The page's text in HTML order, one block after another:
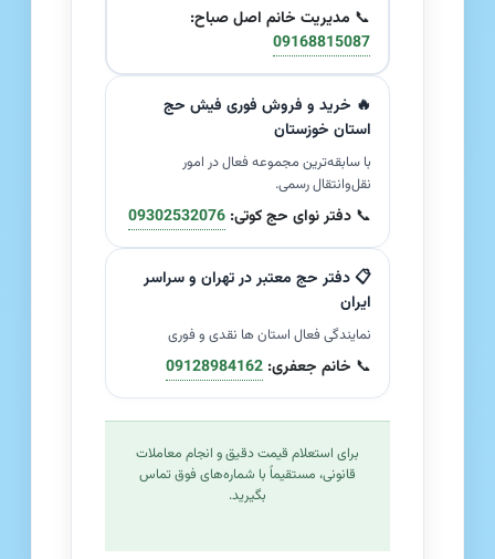
📞 مدیریت خانم اصل صباح:
09168815087
🔥 خرید و فروش فوری فیش حج
استان خوزستان
با سابقه‌ترین مجموعه فعال در امور
نقل‌وانتقال رسمی.
📞 دفتر نوای حج کوتی: 09302532076
📋 دفتر حج معتبر در تهران و سراسر
ایران
نمایندگی فعال استان ها نقدی و فوری
📞 خانم جعفری: 09128984162
برای استعلام قیمت دقیق و انجام معاملات
قانونی، مستقیماً با شماره‌های فوق تماس
بگیرید.